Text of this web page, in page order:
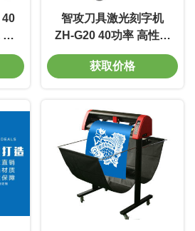
环
智攻刀具激光刻字机
ZH-G20 40功率 高性能
低消耗 环保
获取价格